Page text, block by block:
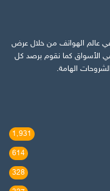
عالم الهواتف من خلال عرض
الأسواق كما نقوم برصد كل
الهامة.
1٬931
614
328